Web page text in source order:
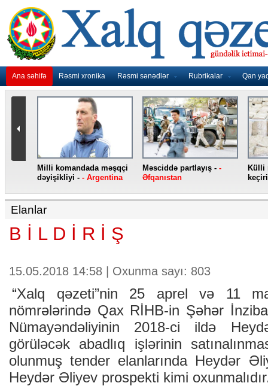
Ana səhifə Rəsmi xronika Rəsmi sənədlər Rubrikalar Qan
Milli komandada məşqçi
dəyişikliyi - - Argentina
Məsciddə partlayış - -
Əfqanıstan
Külli
Elanlar
B İ L D İ R İ Ş
15.05.2018 14:58 | Oxunma sayı: 803
“Xalq qəzeti”nin 25 aprel və 11
nömrələrində Qax RİHB-in Şəhər
Nümayəndəliyinin 2018-ci ildə
görüləcək abadlıq işlərinin
olunmuş tender elanlarında Heydər
Heydər Əliyev prospekti kimi